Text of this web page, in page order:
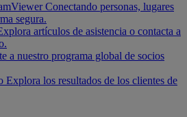
Conectando personas, lugares
segura.
artículos de asistencia o contacta a
a nuestro programa global de socios
Explora los resultados de los clientes de